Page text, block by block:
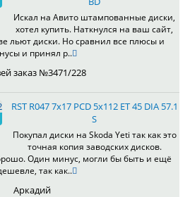
Искал на Авито штампованные диски,
хотел купить. Наткнулся на ваш сайт,
льют диски. Но сравнил все плюсы и
и принял р..
заказ №3471/228
RST R047 7x17 PCD 5x112 ET 45 DIA 57.1
S
Покупал диски на Skoda Yeti так как это
точная копия заводских дисков.
Один минус, могли бы быть и ещё
так как..
Аркадий